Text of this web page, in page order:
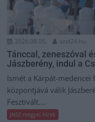
2026.08.05. szol24.hu
Tánccal, zeneszóval
Jászberény, indul a
Ismét a Kárpát-
központjává válik
Fesztivált....
JNSZ megyei hírek